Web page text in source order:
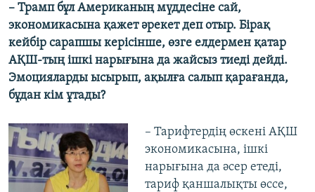
– Трамп бұл Американың мүддесіне сай,
экономикасына қажет әрекет деп отыр. Бірақ
кейбір сарапшы керісінше, өзге елдермен қатар
АҚШ-тың ішкі нарығына да жайсыз тиеді дейді.
Эмоцияларды ысырып, ақылға салып қарағанда,
бұдан кім ұтады?
– Тарифтердің өскені АҚШ
экономикасына, ішкі
нарығына да әсер етеді,
тариф қаншалықты өссе,